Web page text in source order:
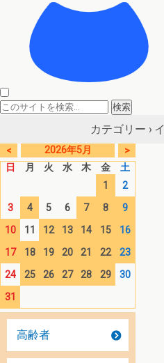
カテゴリー ›
< 2026年5月
>
日
月 火 水 木 金
土
1
2
3
4 5 6 7 8
9
10
11 12 13 14 15
16
17
18 19 20 21 22
23
24
25 26 27 28 29
30
31
高齢者